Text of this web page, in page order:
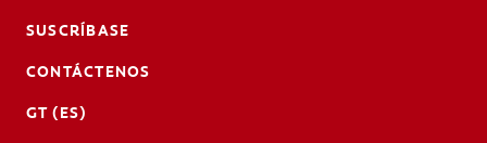
SUSCRÍBASE
CONTÁCTENOS
GT (ES)